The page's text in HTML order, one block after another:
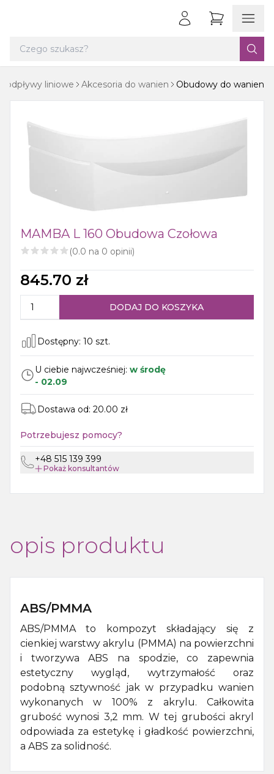
odpływy liniowe Akcesoria do wanien Obudowy do wanien
MAMBA L 160 Obudowa Czołowa
(0.0 na 0 opinii)
845.70 zł
DODAJ DO KOSZYKA
Dostępny: 10 szt.
U ciebie najwcześniej: w środę
- 02.09
Dostawa od: 20.00 zł
Potrzebujesz pomocy?
+48 515 139 399
Pokaż konsultantów
opis produktu
ABS/PMMA
ABS/PMMA to kompozyt składający się z
cienkiej warstwy akrylu (PMMA) na powierzchni
i tworzywa ABS na spodzie, co zapewnia
estetyczny wygląd, wytrzymałość oraz
podobną sztywność jak w przypadku wanien
wykonanych w 100% z akrylu. Całkowita
grubość wynosi 3,2 mm. W tej grubości akryl
odpowiada za estetykę i gładkość powierzchni,
a ABS za solidność.